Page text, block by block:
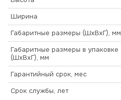
Ширина
Габаритные размеры (ШхВхГ), мм
Габаритные размеры в упаковке
(ШхВхГ), мм
Гарантийный срок, мес
Срок службы, лет